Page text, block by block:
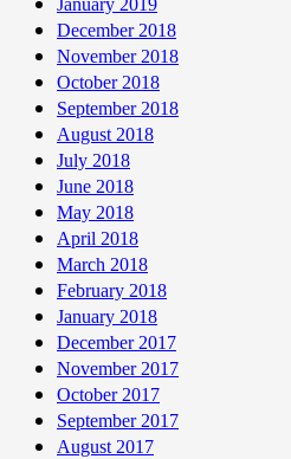
January 2019
December 2018
November 2018
October 2018
September 2018
August 2018
July 2018
June 2018
May 2018
April 2018
March 2018
February 2018
January 2018
December 2017
November 2017
October 2017
September 2017
August 2017